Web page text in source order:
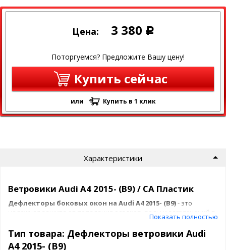
Цена: 3 380 Р
Поторгуемся? Предложите Вашу цену!
Купить сейчас
или Купить в 1 клик
Характеристики
Ветровики Audi A4 2015- (B9) / СА Пластик
Дефлекторы боковых окон на Audi A4 2015- (B9)- это
надежная защита от попадания осадков, воды и загрязнений в
Преимущества дефлекторов окон:
Показать полностью
Тип товара: Дефлекторы ветровики Audi
A4 2015- (B9)